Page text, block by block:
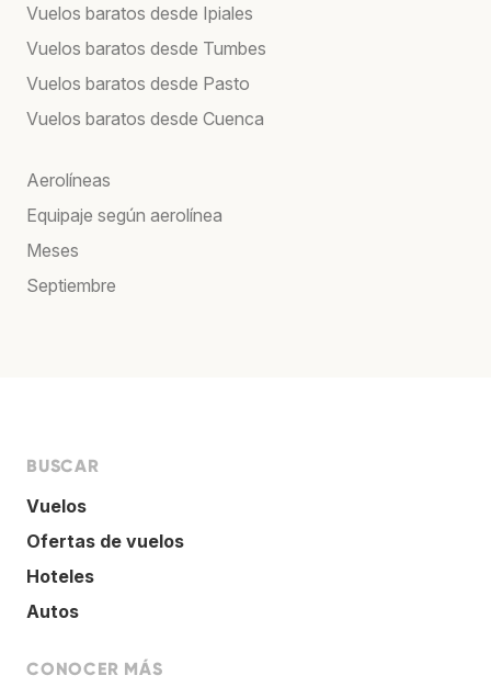
Vuelos baratos desde Ipiales
Vuelos baratos desde Tumbes
Vuelos baratos desde Pasto
Vuelos baratos desde Cuenca
Aerolíneas
Equipaje según aerolínea
Meses
Septiembre
BUSCAR
Vuelos
Ofertas de vuelos
Hoteles
Autos
CONOCER MÁS